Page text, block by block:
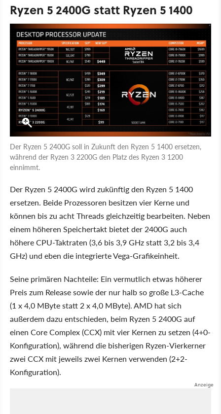
Ryzen 5 2400G statt Ryzen 5 1400
Der Ryzen 5 2400G soll in Zukunft den Ryzen 5 1400 ersetzen,
während der Ryzen 3 2200G den Platz des Ryzen 3 1200
einnimmt.
Der Ryzen 5 2400G wird zukünftig den Ryzen 5 1400
ersetzen. Beide Prozessoren besitzen vier Kerne und
können bis zu acht Threads gleichzeitig bearbeiten. Neben
einem höheren Speichertakt bietet der 2400G auch
höhere CPU-Taktraten (3,6 bis 3,9 GHz statt 3,2 bis 3,4
GHz) und eben die integrierte Vega-Grafikeinheit.
Seine primären Nachteile: Ein vermutlich etwas höherer
Preis zum Release sowie der nur halb so große L3-Cache
(1 x 4,0 MByte statt 2 x 4,0 MByte). AMD hat sich
außerdem dazu entschieden, beim Ryzen 5 2400G auf
einen Core Complex (CCX) mit vier Kernen zu setzen (4+0-
Konfiguration), während die bisherigen Ryzen-Vierkerner
zwei CCX mit jeweils zwei Kernen verwenden (2+2-
Konfiguration).